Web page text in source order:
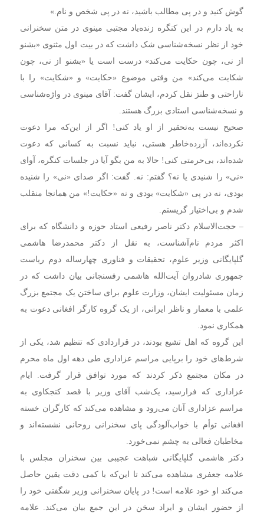
گوش کنید و در پی مطالب باشید، نه در پی شخص و نام.»
به یاد دارم در این کنگره زنده‌یاد مجتبی مینوی در متن سخنرانی
خود از نظر نسخه‌شناسی شک داشت که در بیت اول مثنوی «بشنو
از نی، چون حکایت می‌کند» درست است یا «بشنو از نی، چون
شکایت می‌کند» من وقتی موضوع «حکایت» و «شکایت» را با
ناراحتی و طنز نقل کردم، ایشان گفت: آقای مینوی در واژه‌شناسی
و نسخه‌شناسی استادی بزرگ هستند.
صحیح نیست به‌تحقیر از او یاد کنی! اگر از این‌که مرا دعوت
نکرده‌اند، آزرده‌خاطر هستی، نباید نسبت به کسانی که دعوت
شده‌اند، بی‌حرمتی کنی! حالا به من بگو آیا در جلسات کنگره، آوای
«نی» را شنیدی یا نه؟ گفتم: نه. گفت: اگر صدای «نی» را شنیده
بودی، نه در پی «شکایت» بودی و نه «حکایت!» من همانجا منقلب
شدم و بی‌اختیار گریستم.
– حجت‌الاسلام دکتر ناصر رفیعی استاد حوزه و دانشگاه که برای
اکثر مردم نام‌آشناست، به نقل از دکتر محمدرضا هاشمی
گلپایگانی وزیر علوم، تحقیقات و فناوری چهارساله دوم ریاست
جمهوری شادروان آیت‌الله هاشمی رفسنجانی بیان داشت که در
زمان مسئولیت ایشان، وزارت علوم برای ساختن یک مجتمع بزرگ
علمی با معمار و ناظر ایرانی، از یک گروه کارگر افغانی دعوت به
همکاری نمود.
این گروه که اهل تشیع بودند، در قراردادی که تنظیم شد، یکی از
شرط‌های خود را برپایی مراسم عزاداری طی دهه اول ماه محرم
در مکان مجتمع ذکر کردند که مورد توافق قرار گرفت. ایام
عزاداری که فرارسید، یک‌شب آقای وزیر با قصد کنجکاوی به
مراسم عزاداری آنان می‌رود و مشاهده می‌کند که کارگران خسته
افغانی توأم با خواب‌آلودگی پای سخنرانی روحانی نشسته‌اند و
مخاطبان فعالی به چشم نمی‌خورد.
دکتر هاشمی گلپایگانی شباهت عجیبی بین سخنران مجلس با
علامه جعفری مشاهده می‌کند تا این‌که با کمی دقت یقین حاصل
می‌کند او خود علامه است! در پایان سخنرانی وزیر شگفتی خود را
از حضور ایشان و ایراد سخن در این جمع بیان می‌کند. علامه